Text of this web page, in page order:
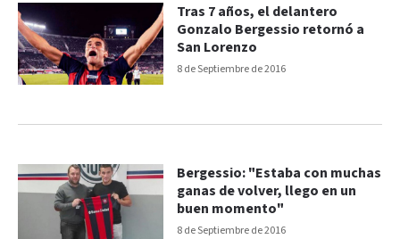
8 de Septiembre de 2016
Tras 7 años, el delantero
Gonzalo Bergessio retornó a
San Lorenzo
8 de Septiembre de 2016
Bergessio: "Estaba con muchas
ganas de volver, llego en un
buen momento"